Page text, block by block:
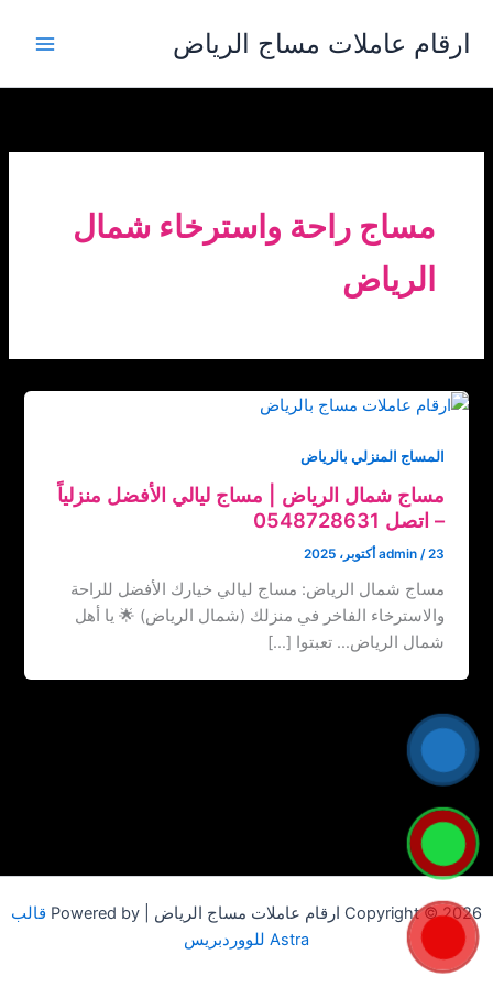
المحتوى
ارقام عاملات مساج الرياض
مساج راحة واسترخاء شمال
الرياض
المساج المنزلي بالرياض
مساج شمال الرياض | مساج ليالي الأفضل منزلياً
– اتصل ‏‪0548728631
admin /23 أكتوبر، 2025
مساج شمال الرياض: مساج ليالي خيارك الأفضل للراحة
والاسترخاء الفاخر في منزلك (شمال الرياض) 🌟 يا أهل
شمال الرياض… تعبتوا […]
Copyright © 2026 ارقام عاملات مساج الرياض | Powered by
قالب
Astra للووردبريس